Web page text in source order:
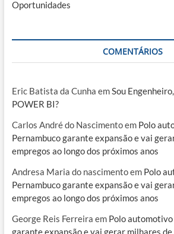
Oportunidades
COMENTÁRIOS
Eric Batista da Cunha emSou
POWER BI?
Carlos André do Nascimentoem Polo
Pernambuco garante expansão e vai
empregos ao longo dos próximos anos
Andresa Maria do nascimentoem Polo
Pernambuco garante expansão e vai
empregos ao longo dos próximos anos
George Reis Ferreira em Polo
garante expansão e vai gerar milhares